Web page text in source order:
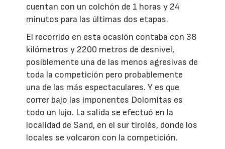
cuentan con un colchón de 1 horas y 24
minutos para las últimas dos etapas.
El recorrido en esta ocasión contaba con 38
kilómetros y 2200 metros de desnivel,
posiblemente una de las menos agresivas de
toda la competición pero probablemente
una de las más espectaculares. Y es que
correr bajo las imponentes Dolomitas es
todo un lujo. La salida se efectuó en la
localidad de Sand, en el sur tirolés, donde los
locales se volcaron con la competición.